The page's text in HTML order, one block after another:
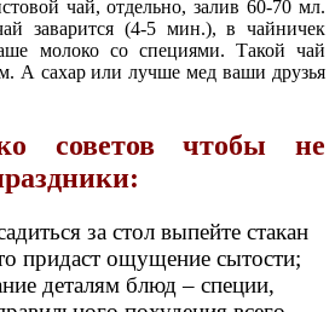
чай, отдельно, залив 60-70 мл.
заварится (4-5 мин.), в чайничек
молоко со специями. Такой чай
А сахар или лучше мед ваши друзья
советов чтобы не
за стол выпейте стакан
придаст ощущение сытости;
деталям блюд – специи,